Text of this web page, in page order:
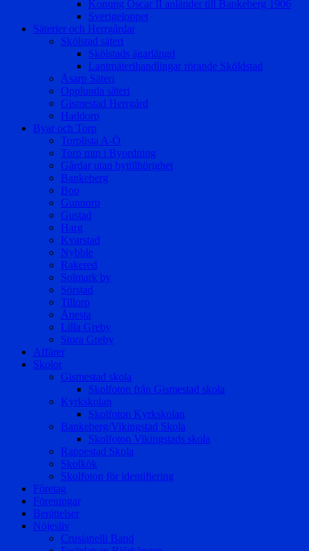
Konung Oscar II anländer till Bankeberg 1906
Sverigeloppet
Säterier och Herrgårdar
Skölstad säteri
Skölstads ägarlängd
Lantmäterihandlingar rörande Sköldstad
Åsarp Säteri
Opplunda säteri
Gismestad Herrgård
Haddorp
Byar och Torp
Torplista A-Ö
Torp mm i Byordning
Gårdar utan bytillhörighet
Bankeberg
Boo
Gunnorp
Gustad
Harg
Kvarstad
Nybble
Rakered
Solmark by
Sörstad
Tillorp
Ånesta
Lilla Greby
Stora Greby
Affärer
Skolor
Gismestad skola
Skolfoton från Gismestad skola
Kyrkskolan
Skolfoton Kyrkskolan
Bankeberg/Vikingstad Skola
Skolfoton Vikingstads skola
Rappestad Skola
Skolkök
Skolfoton för identifiering
Företag
Föreningar
Berättelser
Nöjesliv
Crusianelli Band